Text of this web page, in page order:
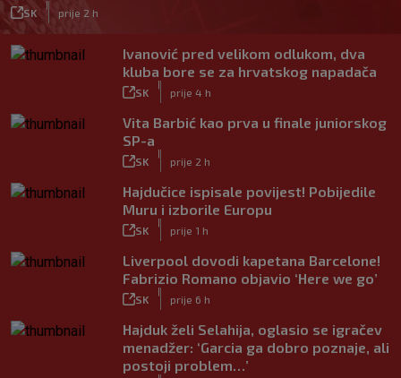
SK prije 2 h
Ivanović pred velikom odlukom, dva
kluba bore se za hrvatskog napadača
SK prije 4 h
Vita Barbić kao prva u finale juniorskog
SP-a
SK prije 2 h
Hajdučice ispisale povijest! Pobijedile
Muru i izborile Europu
SK prije 1 h
Liverpool dovodi kapetana Barcelone!
Fabrizio Romano objavio ‘Here we go’
SK prije 6 h
Hajduk želi Selahija, oglasio se igračev
menadžer: ‘Garcia ga dobro poznaje, ali
postoji problem…’